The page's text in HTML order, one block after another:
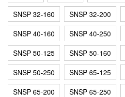
SNSP 32-160
SNSP 32-200
SNSP 40-160
SNSP 40-250
SNSP 50-125
SNSP 50-160
SNSP 50-250
SNSP 65-125
SNSP 65-200
SNSP 65-250